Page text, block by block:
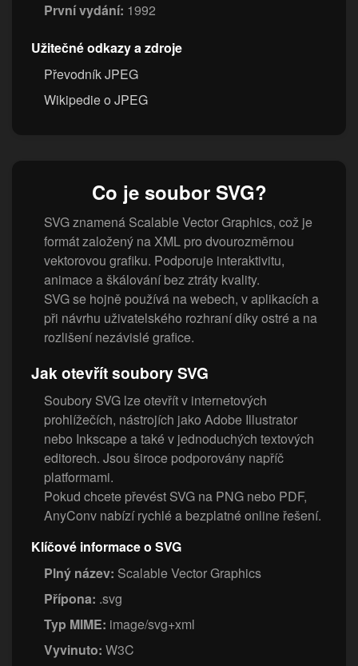
První vydání: 1992
Užitečné odkazy a zdroje
Převodník JPEG
Wikipedie o JPEG
Co je soubor SVG?
SVG znamená Scalable Vector Graphics, což je
formát založený na XML pro dvourozměrnou
vektorovou grafiku. Podporuje interaktivitu,
animace a škálování bez ztráty kvality.
SVG se hojně používá na webech, v aplikacích a
při návrhu uživatelského rozhraní díky ostré a na
rozlišení nezávislé grafice.
Jak otevřít soubory SVG
Soubory SVG lze otevřít v internetových
prohlížečích, nástrojích jako Adobe Illustrator
nebo Inkscape a také v jednoduchých textových
editorech. Jsou široce podporovány napříč
platformami.
Pokud chcete převést SVG na PNG nebo PDF,
AnyConv nabízí rychlé a bezplatné online řešení.
Klíčové informace o SVG
Plný název: Scalable Vector Graphics
Přípona: .svg
Typ MIME: image/svg+xml
Vyvinuto: W3C